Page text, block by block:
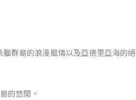
群島的浪漫風情以及亞德里亞海的絕
的悠閒。